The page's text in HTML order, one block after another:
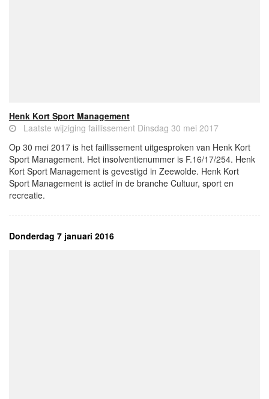
Henk Kort Sport Management
Laatste wijziging faillissement Dinsdag 30 mei 2017
Op 30 mei 2017 is het faillissement uitgesproken van Henk Kort
Sport Management. Het insolventienummer is F.16/17/254. Henk
Kort Sport Management is gevestigd in Zeewolde. Henk Kort
Sport Management is actief in de branche Cultuur, sport en
recreatie.
Donderdag 7 januari 2016